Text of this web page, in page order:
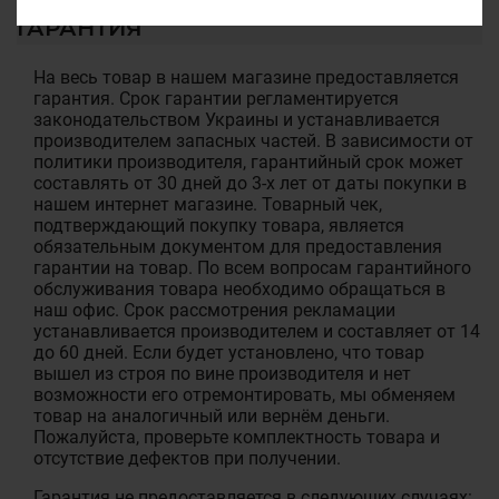
ГАРАНТИЯ
На весь товар в нашем магазине предоставляется
гарантия. Срок гарантии регламентируется
законодательством Украины и устанавливается
производителем запасных частей. В зависимости от
политики производителя, гарантийный срок может
составлять от 30 дней до 3-х лет от даты покупки в
нашем интернет магазине. Товарный чек,
подтверждающий покупку товара, является
обязательным документом для предоставления
гарантии на товар. По всем вопросам гарантийного
обслуживания товара необходимо обращаться в
наш офис. Срок рассмотрения рекламации
устанавливается производителем и составляет от 14
до 60 дней. Если будет установлено, что товар
вышел из строя по вине производителя и нет
возможности его отремонтировать, мы обменяем
товар на аналогичный или вернём деньги.
Пожалуйста, проверьте комплектность товара и
отсутствие дефектов при получении.